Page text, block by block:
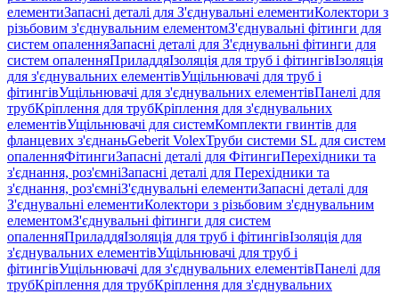
елементиЗапасні деталі для З'єднувальні елементиКолектори з
різьбовим з'єднувальним елементомЗ'єднувальні фітинги для
систем опаленняЗапасні деталі для З'єднувальні фітинги для
систем опаленняПриладдяІзоляція для труб і фітингівІзоляція
для з'єднувальних елементівУщільнювачі для труб і
фітингівУщільнювачі для з'єднувальних елементівПанелі для
трубКріплення для трубКріплення для з'єднувальних
елементівУщільнювачі для системКомплекти гвинтів для
фланцевих з'єднаньGeberit VolexТруби системи SL для систем
опаленняФітингиЗапасні деталі для ФітингиПерехідники та
з'єднання, роз'ємніЗапасні деталі для Перехідники та
з'єднання, роз'ємніЗ'єднувальні елементиЗапасні деталі для
З'єднувальні елементиКолектори з різьбовим з'єднувальним
елементомЗ'єднувальні фітинги для систем
опаленняПриладдяІзоляція для труб і фітингівІзоляція для
з'єднувальних елементівУщільнювачі для труб і
фітингівУщільнювачі для з'єднувальних елементівПанелі для
трубКріплення для трубКріплення для з'єднувальних